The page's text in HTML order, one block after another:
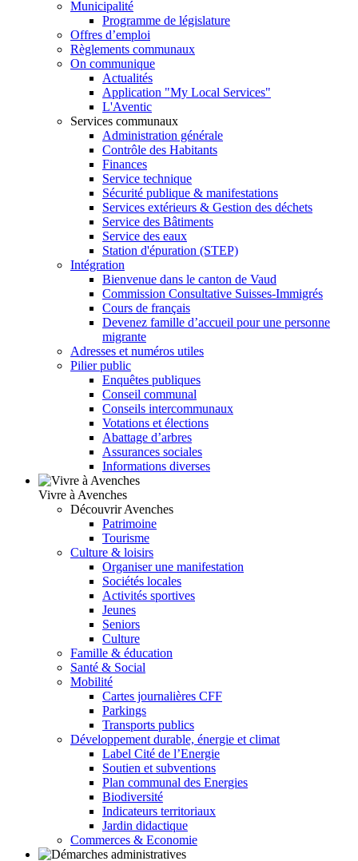
Municipalité
Programme de législature
Offres d’emploi
Règlements communaux
On communique
Actualités
Application "My Local Services"
L'Aventic
Services communaux
Administration générale
Contrôle des Habitants
Finances
Service technique
Sécurité publique & manifestations
Services extérieurs & Gestion des déchets
Service des Bâtiments
Service des eaux
Station d'épuration (STEP)
Intégration
Bienvenue dans le canton de Vaud
Commission Consultative Suisses-Immigrés
Cours de français
Devenez famille d’accueil pour une personne
migrante
Adresses et numéros utiles
Pilier public
Enquêtes publiques
Conseil communal
Conseils intercommunaux
Votations et élections
Abattage d’arbres
Assurances sociales
Informations diverses
Vivre à Avenches
Découvrir Avenches
Patrimoine
Tourisme
Culture & loisirs
Organiser une manifestation
Sociétés locales
Activités sportives
Jeunes
Seniors
Culture
Famille & éducation
Santé & Social
Mobilité
Cartes journalières CFF
Parkings
Transports publics
Développement durable, énergie et climat
Label Cité de l’Energie
Soutien et subventions
Plan communal des Energies
Biodiversité
Indicateurs territoriaux
Jardin didactique
Commerces & Economie